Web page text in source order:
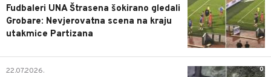
Fudbaleri UNA Štrasena šokirano gledali
Grobare: Nevjerovatna scena na kraju
utakmice Partizana
0
22.07.2026.